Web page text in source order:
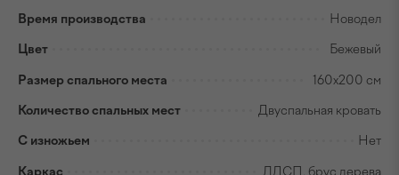
Время производства Новодел
Цвет Бежевый
Размер спального места 160x200 см
Количество спальных мест Двуспальная кровать
С изножьем Нет
Каркас ЛДСП, брус дерева